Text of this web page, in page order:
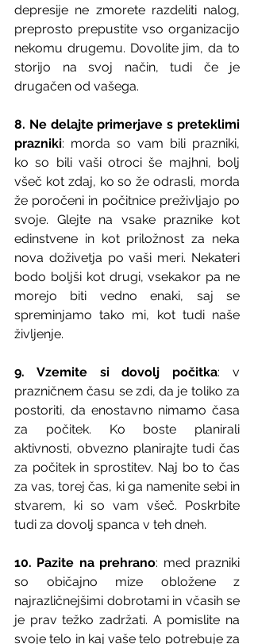
depresije ne zmorete razdeliti nalog,
preprosto prepustite vso organizacijo
nekomu drugemu. Dovolite jim, da to
storijo na svoj način, tudi če je
drugačen od vašega.
8. Ne delajte primerjave s preteklimi
prazniki: morda so vam bili prazniki,
ko so bili vaši otroci še majhni, bolj
všeč kot zdaj, ko so že odrasli, morda
že poročeni in počitnice preživljajo po
svoje. Glejte na vsake praznike kot
edinstvene in kot priložnost za neka
nova doživetja po vaši meri. Nekateri
bodo boljši kot drugi, vsekakor pa ne
morejo biti vedno enaki, saj se
spreminjamo tako mi, kot tudi naše
življenje.
9. Vzemite si dovolj počitka: v
prazničnem času se zdi, da je toliko za
postoriti, da enostavno nimamo časa
za počitek. Ko boste planirali
aktivnosti, obvezno planirajte tudi čas
za počitek in sprostitev. Naj bo to čas
za vas, torej čas, ki ga namenite sebi in
stvarem, ki so vam všeč. Poskrbite
tudi za dovolj spanca v teh dneh.
10. Pazite na prehrano: med prazniki
so običajno mize obložene z
najrazličnejšimi dobrotami in včasih se
je prav težko zadržati. A pomislite na
svoje telo in kaj vaše telo potrebuje za